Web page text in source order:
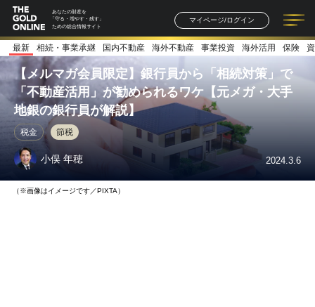
あなたの財産を
「守る・増やす・残す」
ための総合情報サイト
マイページ/ログイン
記事一覧 連載一覧
著者一覧 書籍一覧
最新 相続・事業承継 国内不動産 海外不動産 事業投資 海外活用 保険
【メルマガ会員限定】銀行員から「相続対策」で
「不動産活用」が勧められるワケ【元メガ・大手
地銀の銀行員が解説】
税金 節税
小俣 年穂 2024.3.6
（※画像はイメージです／PIXTA）